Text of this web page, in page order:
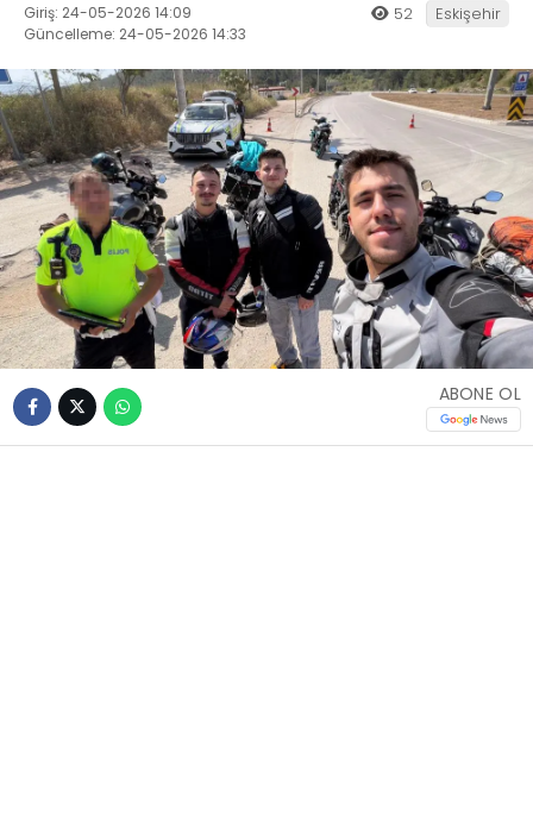
Giriş: 24-05-2026 14:09
Güncelleme: 24-05-2026 14:33
52 Eskişehir
ABONE OL